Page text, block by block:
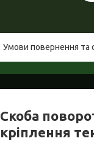
Умови повернення та
Скоба
кріплення